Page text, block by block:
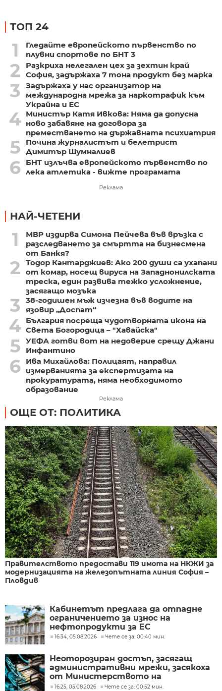
ТОП 24
1
Гледайте европейското първенство по
плувни спортове по БНТ 3
2
Разкриха нелегален цех за зехтин край
София, задържаха 7 тона продукт без марка
3
Задържаха у нас организатор на
международна мрежа за наркотрафик към
Украйна и ЕС
4 Министър Катя Ивкова: Няма да допусна
ново забавяне на договора за
преместването на държавната психиатрия
5
Почина журналистът и белетрист
Димитър Шумналиев
6
БНТ излъчва европейското първенство по
лека атлетика - вижте програмата
Реклама
НАЙ-ЧЕТЕНИ
1
МВР издирва Симона Пейчева във връзка с
разследването за смъртта на бизнесмена
от Банкя?
2
Тодор Кантарджиев: Ако 200 души са ухапани
от комар, носещ вируса на Западнонилската
треска, един развива тежко усложнение,
засягащо мозъка
3
38-годишен мъж изчезна във водите на
язовир „Доспат“
4 България посреща чудотворната икона на
Света Богородица – "Хавайска"
5 УЕФА готви вот на недоверие срещу Джани
Инфантино
6
Ива Михайлова: Полицаят, направил
измерванията за експертизата на
прокуратурата, няма необходимото
образование
Реклама
ОЩЕ ОТ: ПОЛИТИКА
Правителството предостави 119 имота на НКЖИ за
модернизацията на железопътната линия София –
Пловдив
Кабинетът предлага да отпадне
ограничението за износ на
нефтопродукти за ЕС
16:34, 05.08.2026 Чете се за: 00:40 мин.
Неоторозиран достъп, засягащ
административни мрежи, засякоха
от Министерството на
иновациите
16:25, 05.08.2026 Чете се за: 00:52 мин.